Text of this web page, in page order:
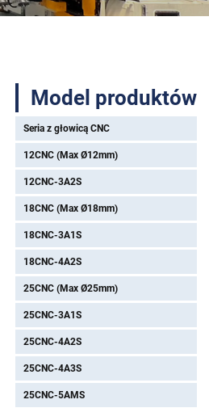
Model produktów
Seria z głowicą CNC
12CNC (Max Ø12mm)
12CNC-3A2S
18CNC (Max Ø18mm)
18CNC-3A1S
18CNC-4A2S
25CNC (Max Ø25mm)
25CNC-3A1S
25CNC-4A2S
25CNC-4A3S
25CNC-5AMS